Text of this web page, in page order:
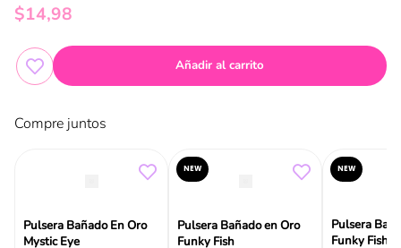
$14,98
Añadir al carrito
Compre juntos
Pulsera Bañado En Oro
Mystic Eye
NEW
Pulsera Bañado en Oro
Funky Fish
NEW
Pulsera
Funky Fish